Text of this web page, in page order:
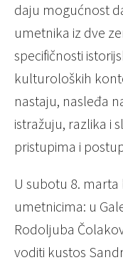
daju mogućnost
umetnika iz dve
specifičnosti
kulturoloških
nastaju, nasleđa
istražuju, razlika i
pristupima i
U subotu 8. marta
umetnicima: u
Rodoljuba
voditi kustos